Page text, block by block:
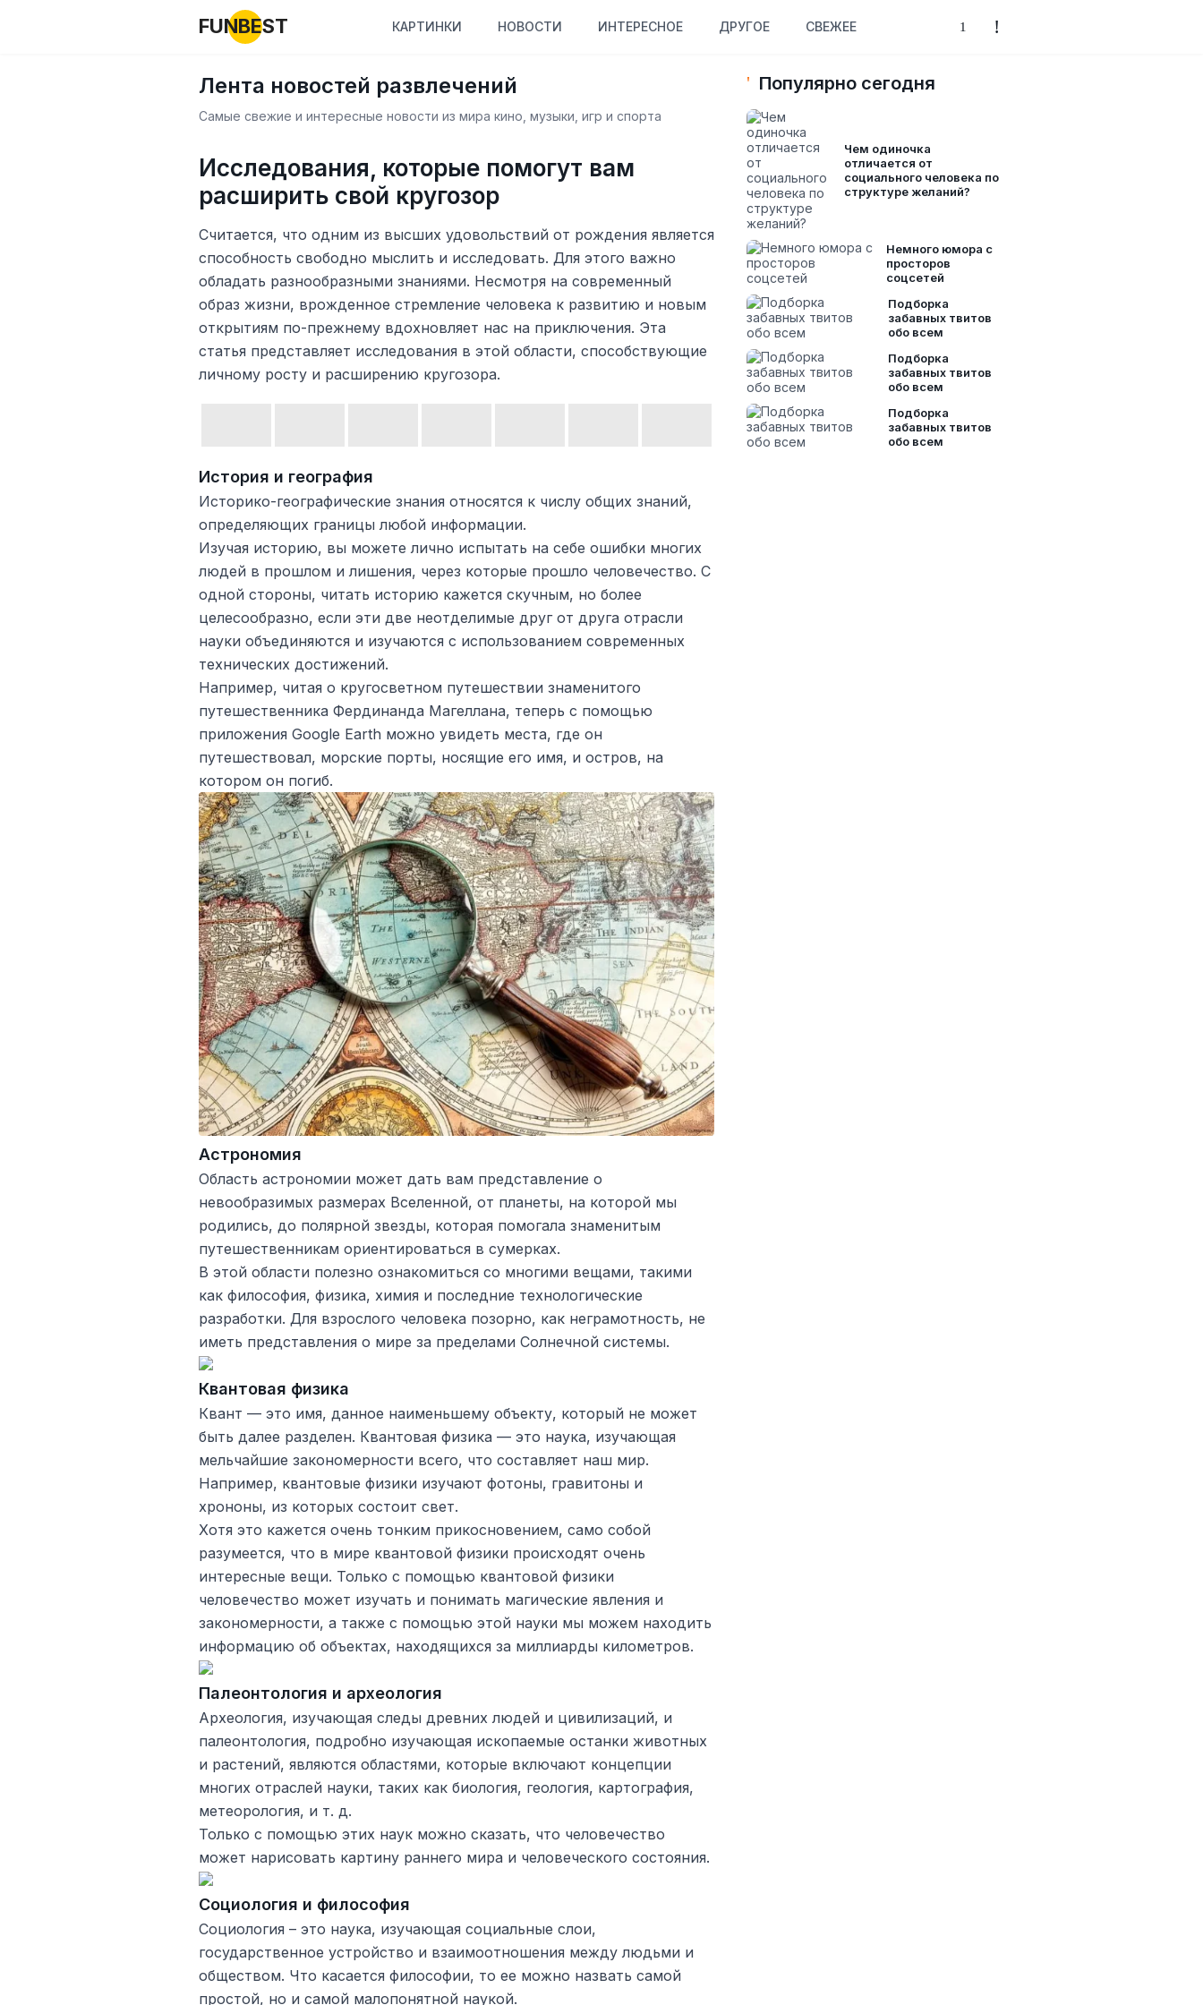
FUNBEST КАРТИНКИ НОВОСТИ ИНТЕРЕСНОЕ ДРУГОЕ СВЕЖЕЕ
Лента новостей развлечений
Самые свежие и интересные новости из мира кино, музыки, игр и спорта
Исследования, которые помогут вам
расширить свой кругозор
Считается, что одним из высших удовольствий от рождения является
способность свободно мыслить и исследовать. Для этого важно
обладать разнообразными знаниями. Несмотря на современный
образ жизни, врожденное стремление человека к развитию и новым
открытиям по-прежнему вдохновляет нас на приключения. Эта
статья представляет исследования в этой области, способствующие
личному росту и расширению кругозора.
История и география
Историко-географические знания относятся к числу общих знаний,
определяющих границы любой информации.
Изучая историю, вы можете лично испытать на себе ошибки многих
людей в прошлом и лишения, через которые прошло человечество. С
одной стороны, читать историю кажется скучным, но более
целесообразно, если эти две неотделимые друг от друга отрасли
науки объединяются и изучаются с использованием современных
технических достижений.
Например, читая о кругосветном путешествии знаменитого
путешественника Фердинанда Магеллана, теперь с помощью
приложения Google Earth можно увидеть места, где он
путешествовал, морские порты, носящие его имя, и остров, на
котором он погиб.
Астрономия
Область астрономии может дать вам представление о
невообразимых размерах Вселенной, от планеты, на которой мы
родились, до полярной звезды, которая помогала знаменитым
путешественникам ориентироваться в сумерках.
В этой области полезно ознакомиться со многими вещами, такими
как философия, физика, химия и последние технологические
разработки. Для взрослого человека позорно, как неграмотность, не
иметь представления о мире за пределами Солнечной системы.
Квантовая физика
Квант — это имя, данное наименьшему объекту, который не может
быть далее разделен. Квантовая физика — это наука, изучающая
мельчайшие закономерности всего, что составляет наш мир.
Например, квантовые физики изучают фотоны, гравитоны и
хрононы, из которых состоит свет.
Хотя это кажется очень тонким прикосновением, само собой
разумеется, что в мире квантовой физики происходят очень
интересные вещи. Только с помощью квантовой физики
человечество может изучать и понимать магические явления и
закономерности, а также с помощью этой науки мы можем находить
информацию об объектах, находящихся за миллиарды километров.
Палеонтология и археология
Археология, изучающая следы древних людей и цивилизаций, и
палеонтология, подробно изучающая ископаемые останки животных
и растений, являются областями, которые включают концепции
многих отраслей науки, таких как биология, геология, картография,
метеорология, и т. д.
Только с помощью этих наук можно сказать, что человечество
может нарисовать картину раннего мира и человеческого состояния.
Социология и философия
Социология – это наука, изучающая социальные слои,
государственное устройство и взаимоотношения между людьми и
обществом. Что касается философии, то ее можно назвать самой
простой, но и самой малопонятной наукой.
Популярно сегодня
Чем одиночка
отличается от
социального человека по
структуре желаний?
Немного юмора с
просторов
соцсетей
Подборка
забавных твитов
обо всем
Подборка
забавных твитов
обо всем
Подборка
забавных твитов
обо всем